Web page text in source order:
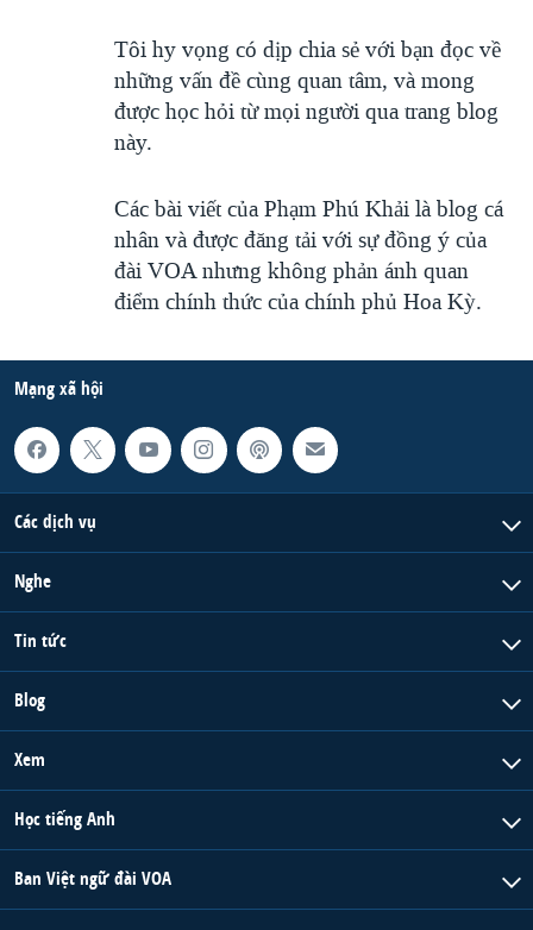
Tôi hy vọng có dịp chia sẻ với bạn đọc về
những vấn đề cùng quan tâm, và mong
được học hỏi từ mọi người qua trang blog
này.
Các bài viết của Phạm Phú Khải là blog cá
nhân và được đăng tải với sự đồng ý của
đài VOA nhưng không phản ánh quan
điểm chính thức của chính phủ Hoa Kỳ.
Mạng xã hội
Các dịch vụ
Nghe
Tin tức
Blog
Xem
Học tiếng Anh
Ban Việt ngữ đài VOA